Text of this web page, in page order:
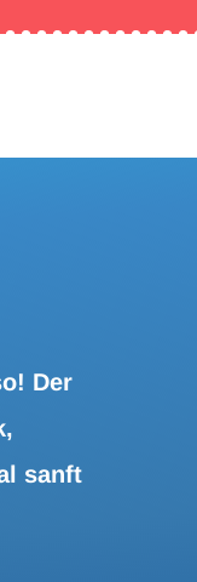
Der
sanft